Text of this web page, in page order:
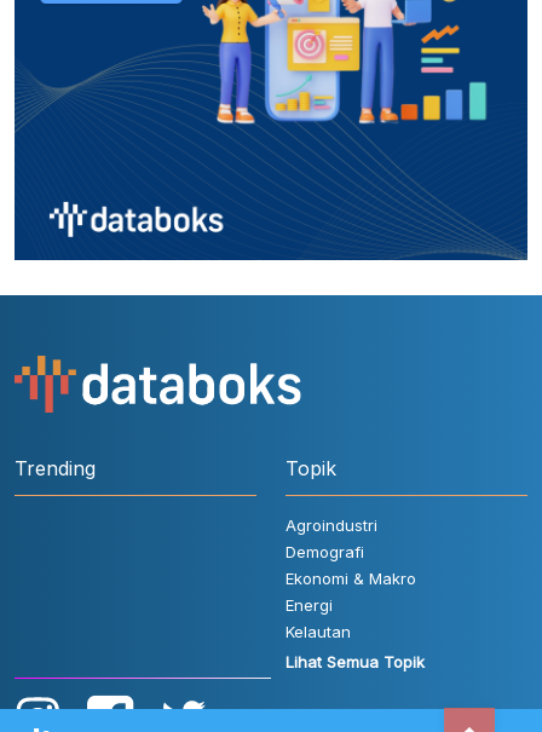
Trending Topik
Agroindustri
Demografi
Ekonomi & Makro
Energi
Kelautan
Lihat Semua Topik